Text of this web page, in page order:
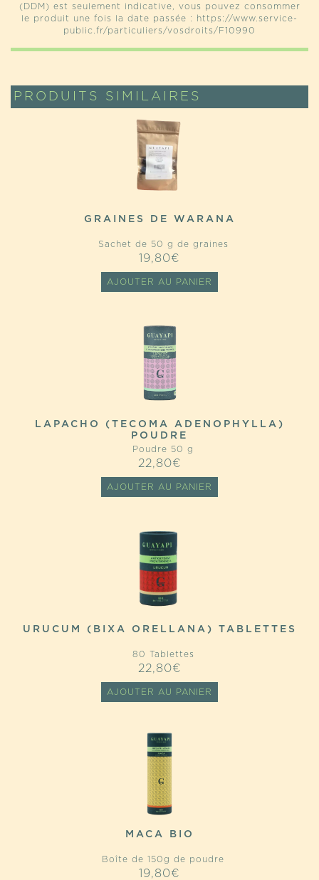
(DDM) est seulement indicative, vous pouvez consommer
le produit une fois la date passée : https://www.service-
public.fr/particuliers/vosdroits/F10990
PRODUITS SIMILAIRES
GRAINES DE WARANA
Sachet de 50 g de graines
19,80€
AJOUTER AU PANIER
LAPACHO (TECOMA ADENOPHYLLA)
POUDRE
Poudre 50 g
22,80€
AJOUTER AU PANIER
URUCUM (BIXA ORELLANA) TABLETTES
80 Tablettes
22,80€
AJOUTER AU PANIER
MACA BIO
Boîte de 150g de poudre
19,80€